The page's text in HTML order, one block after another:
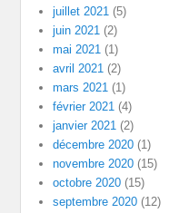
juillet 2021 (5)
juin 2021 (2)
mai 2021 (1)
avril 2021 (2)
mars 2021 (1)
février 2021 (4)
janvier 2021 (2)
décembre 2020 (1)
novembre 2020 (15)
octobre 2020 (15)
septembre 2020 (12)